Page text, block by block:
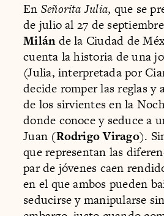
En Señorita Julia, que se
de julio al 27 de
Milánde la Ciudad de
cuenta la historia de una
(Julia, interpretada por
decide romper las reglas y
de los sirvientes en la
donde conoce y seduce a
Juan (Rodrigo Virago).
que representan las
par de jóvenes caen
en el que ambos pueden
seducirse y manipularse